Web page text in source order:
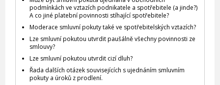
podmínkách ve vztazích podnikatele a spotřebitele (a jinde?)
A co jiné platební povinnosti stíhající spotřebitele?
Moderace smluvní pokuty také ve spotřebitelských vztazích?
Lze smluvní pokutou utvrdit paušálně všechny povinnosti ze
smlouvy?
Lze smluvní pokutou utvrdit cizí dluh?
Řada dalších otázek souvisejících s ujednáním smluvním
pokuty a úroků z prodlení.